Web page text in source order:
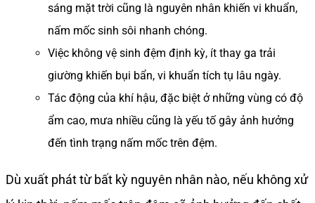
sáng mặt trời cũng là nguyên nhân khiến vi khuẩn,
nấm mốc sinh sôi nhanh chóng.
Việc không vệ sinh đệm định kỳ, ít thay ga trải
giường khiến bụi bẩn, vi khuẩn tích tụ lâu ngày.
Tác động của khí hậu, đặc biệt ở những vùng có độ
ẩm cao, mưa nhiều cũng là yếu tố gây ảnh hưởng
đến tình trạng nấm mốc trên đệm.
Dù xuất phát từ bất kỳ nguyên nhân nào, nếu không xử